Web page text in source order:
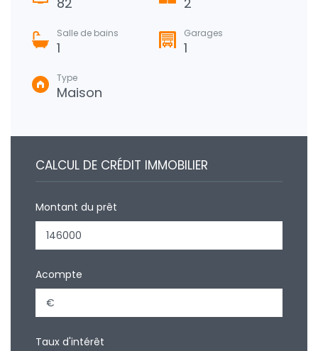
Salle de bains
1
Garages
1
Type
Maison
CALCUL DE CRÉDIT IMMOBILIER
Montant du prêt
Acompte
Taux d'intérêt